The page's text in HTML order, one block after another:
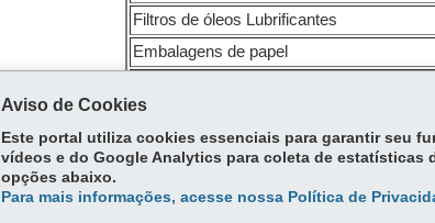
Filtros de óleos Lubrificantes
Embalagens de papel
Produtos saneantes
Aviso de Cookies
Este portal utiliza cookies essenciais para garantir seu
vídeos e do Google Analytics para coleta de estatísticas
opções abaixo.
Para mais informações, acesse nossa Política de